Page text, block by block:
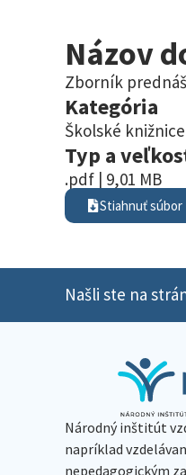
Názov
Zborník
Kategória
Školské
Typ a
.pdf | 9,01 MB
Stiahnuť súbor
Našli ste na
Národný inštitút
napríklad
nepedagogickým